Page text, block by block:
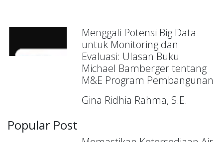
Menggali Potensi Big Data
untuk Monitoring dan
Evaluasi: Ulasan Buku
Michael Bamberger tentang
M&E Program Pembangunan
Gina Ridhia Rahma, S.E.
Popular Post